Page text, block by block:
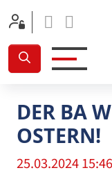
Facebook
DER BA
OSTERN!
25.03.2024 15:46